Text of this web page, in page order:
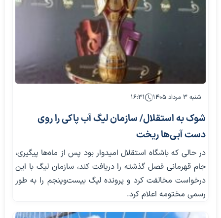
شنبه ۳ مرداد ۱۴۰۵ ۱۶:۳۱
شوک به استقلال/ سازمان لیگ آب پاکی را روی
دست آبی‌ها ریخت
در حالی که باشگاه استقلال امیدوار بود پس از ماه‌ها پیگیری،
جام قهرمانی فصل گذشته را دریافت کند، سازمان لیگ با این
درخواست مخالفت کرد و پرونده لیگ بیست‌وپنجم را به طور
رسمی مختومه اعلام کرد.